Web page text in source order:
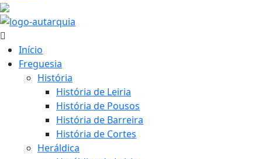
Início
Freguesia
História
História de Leiria
História de Pousos
História de Barreira
História de Cortes
Heráldica